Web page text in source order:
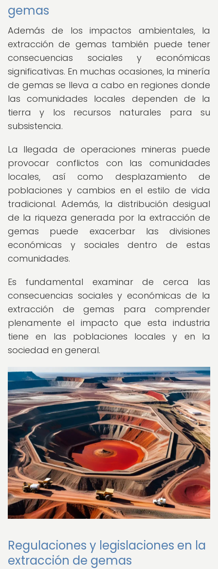
gemas
Además de los impactos ambientales, la
extracción de gemas también puede tener
consecuencias sociales y económicas
significativas. En muchas ocasiones, la minería
de gemas se lleva a cabo en regiones donde
las comunidades locales dependen de la
tierra y los recursos naturales para su
subsistencia.
La llegada de operaciones mineras puede
provocar conflictos con las comunidades
locales, así como desplazamiento de
poblaciones y cambios en el estilo de vida
tradicional. Además, la distribución desigual
de la riqueza generada por la extracción de
gemas puede exacerbar las divisiones
económicas y sociales dentro de estas
comunidades.
Es fundamental examinar de cerca las
consecuencias sociales y económicas de la
extracción de gemas para comprender
plenamente el impacto que esta industria
tiene en las poblaciones locales y en la
sociedad en general.
Regulaciones y legislaciones en la
extracción de gemas